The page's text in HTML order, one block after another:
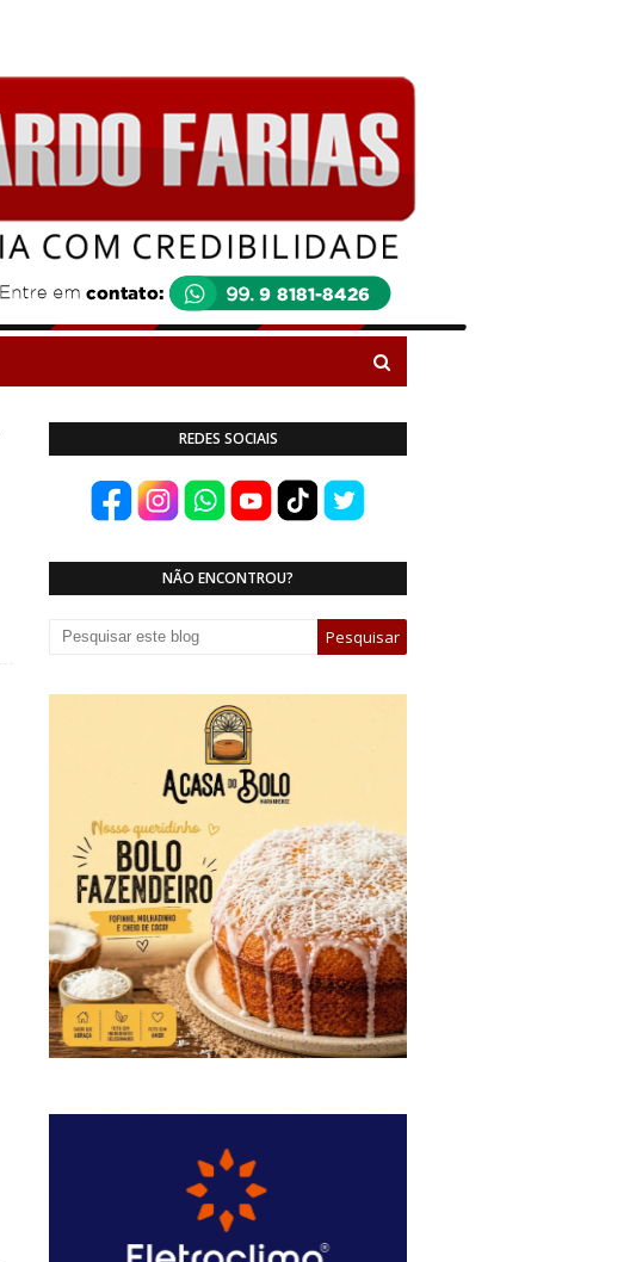
REDES SOCIAIS
NÃO ENCONTROU?